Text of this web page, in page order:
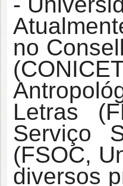
no
Letras
Serviço
(FSOC,
diversos